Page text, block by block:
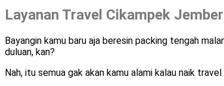
Layanan Travel Cikampek
Bayangin kamu baru aja beresin packing tengah
duluan, kan?
Nah, itu semua gak akan kamu alami kalau naik